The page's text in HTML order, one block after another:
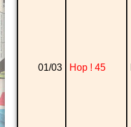
01/03 Hop ! 45